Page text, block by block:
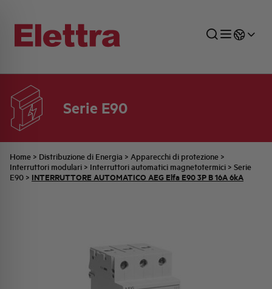
Serie E90
Home > Distribuzione di Energia > Apparecchi di protezione >
Interruttori modulari > Interruttori automatici magnetotermici > Serie
E90 > INTERRUTTORE AUTOMATICO AEG Elfa E90 3P B 16A 6kA
SETTORI
INDUSTRIALE
DISTRIBUZIONE DI ENERGIA
AUTOMAZIONE INDUSTRIALE
RETE COMMERCIALE
UFFICIO TECNICO
PREVENTIVAZIONE
COMMESSE QUADRI
AZIENDA
FAMIGLIA BELLINI
IDENTITÀ AZIENDALE
TUTTE LE NEWS
ULTIME NOTIZIE ISTITUZIONALI
JOB CAREERS
PARTNER